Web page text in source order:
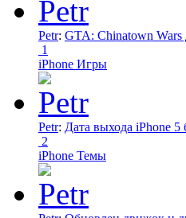
Petr: GTA: Chinatown Wars
1
iPhone Игры
Petr: Дата выхода iPhone 5
2
iPhone Темы